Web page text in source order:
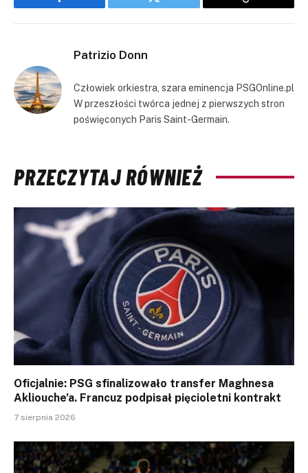
Facebook Twitter
Copy
Patrizio Donn
Człowiek orkiestra, szara eminencja PSGOnline.pl
W przeszłości twórca jednej z pierwszych stron
poświęconych Paris Saint-Germain.
PRZECZYTAJ RÓWNIEŻ
Oficjalnie: PSG sfinalizowało transfer Maghnesa
Akliouche’a. Francuz podpisał pięcioletni kontrakt
7 sierpnia 2026